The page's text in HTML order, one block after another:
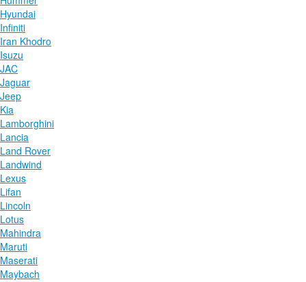
Hyundai
Infiniti
Iran Khodro
Isuzu
JAC
Jaguar
Jeep
Kia
Lamborghini
Lancia
Land Rover
Landwind
Lexus
Lifan
Lincoln
Lotus
Mahindra
Maruti
Maserati
Maybach